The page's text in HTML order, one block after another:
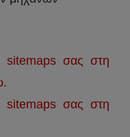
sitemaps σας στη
sitemaps σας στη